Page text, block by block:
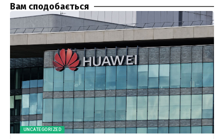
Вам сподобається
UNCATEGORIZED